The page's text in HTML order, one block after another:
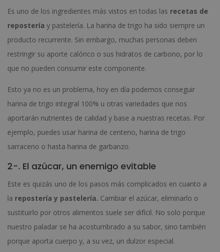
Es uno de los ingredientes más vistos en todas las recetas de
repostería y pastelería. La harina de trigo ha sido siempre un
producto recurrente. Sin embargo, muchas personas deben
restringir su aporte calórico o sus hidratos de carbono, por lo
que no pueden consumir este componente.
Esto ya no es un problema, hoy en día podemos conseguir
harina de trigo integral 100% u otras variedades que nos
aportarán nutrientes de calidad y base a nuestras recetas. Por
ejemplo, puedes usar harina de centeno, harina de trigo
sarraceno o hasta harina de garbanzo.
2-. El azúcar, un enemigo evitable
Este es quizás uno de los pasos más complicados en cuanto a
la repostería y pastelería. Cambiar el azúcar, eliminarlo o
sustituirlo por otros alimentos suele ser difícil. No solo porque
nuestro paladar se ha acostumbrado a su sabor, sino también
porque aporta cuerpo y, a su vez, un dulzor especial.